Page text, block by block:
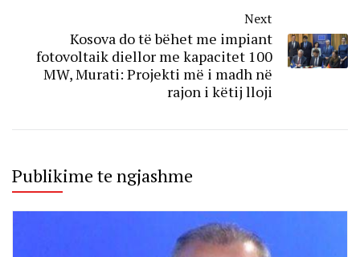
Next
Kosova do të bëhet me impiant
fotovoltaik diellor me kapacitet 100
MW, Murati: Projekti më i madh në
rajon i këtij lloji
Publikime te ngjashme